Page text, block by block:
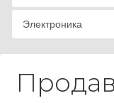
Электроника